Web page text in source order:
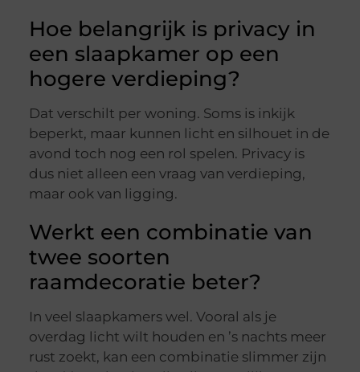
Hoe belangrijk is privacy in
een slaapkamer op een
hogere verdieping?
Dat verschilt per woning. Soms is inkijk
beperkt, maar kunnen licht en silhouet in de
avond toch nog een rol spelen. Privacy is
dus niet alleen een vraag van verdieping,
maar ook van ligging.
Werkt een combinatie van
twee soorten
raamdecoratie beter?
In veel slaapkamers wel. Vooral als je
overdag licht wilt houden en ’s nachts meer
rust zoekt, kan een combinatie slimmer zijn